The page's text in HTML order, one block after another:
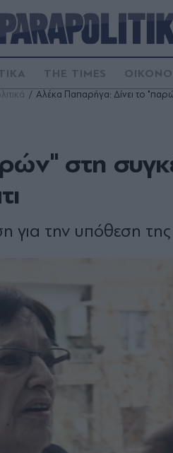
THE TIMES
Αλέκα Παπαρήγα: Δίνει το
στη
για την υπόθεση